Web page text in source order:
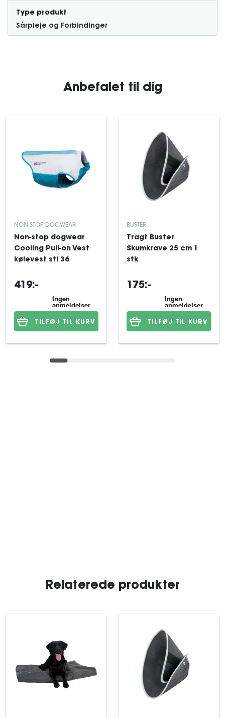
Type produkt
Sårpleje og Forbindinger
Anbefalet til dig
NON-STOP DOGWEAR
Non-stop dogwear
Cooling Pull-on Vest
kølevest stl 36
419:-
TILFØJ TIL KURV
BUSTER
Tragt Buster
Skumkrave 25 cm 1
stk
175:-
TILFØJ TIL KURV
Relaterede produkter